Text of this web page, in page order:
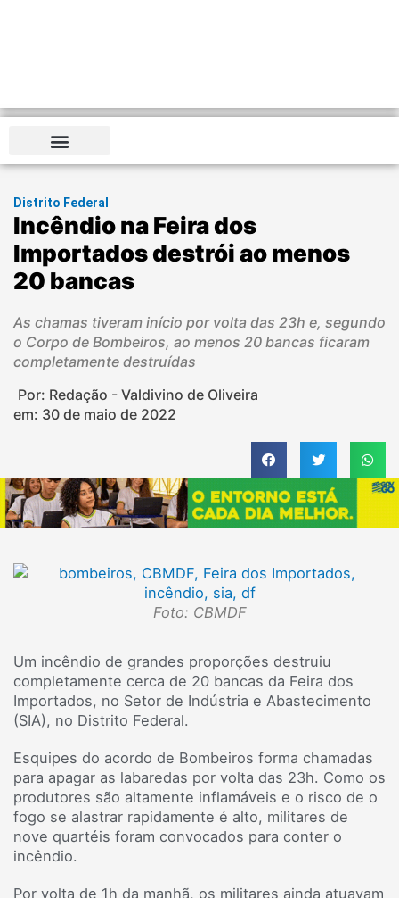
Distrito Federal
Incêndio na Feira dos
Importados destrói ao menos
20 bancas
As chamas tiveram início por volta das 23h e, segundo
o Corpo de Bombeiros, ao menos 20 bancas ficaram
completamente destruídas
Por: Redação - Valdivino de Oliveira
em: 30 de maio de 2022
Foto: CBMDF
Um incêndio de grandes proporções destruiu
completamente cerca de 20 bancas da Feira dos
Importados, no Setor de Indústria e Abastecimento
(SIA), no Distrito Federal.
Esquipes do acordo de Bombeiros forma chamadas
para apagar as labaredas por volta das 23h. Como os
produtores são altamente inflamáveis e o risco de o
fogo se alastrar rapidamente é alto, militares de
nove quartéis foram convocados para conter o
incêndio.
Por volta de 1h da manhã, os militares ainda atuavam